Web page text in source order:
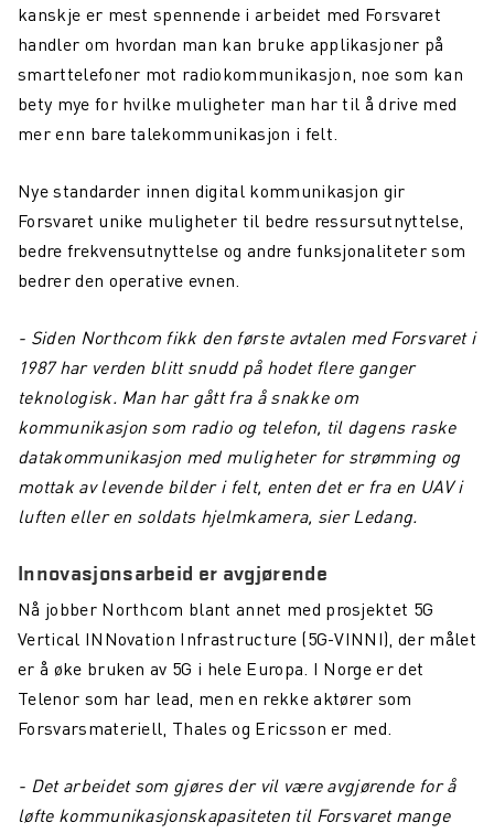
kanskje er mest spennende i arbeidet med Forsvaret
handler om hvordan man kan bruke applikasjoner på
smarttelefoner mot radiokommunikasjon, noe som kan
bety mye for hvilke muligheter man har til å drive med
mer enn bare talekommunikasjon i felt.
Nye standarder innen digital kommunikasjon gir
Forsvaret unike muligheter til bedre ressursutnyttelse,
bedre frekvensutnyttelse og andre funksjonaliteter som
bedrer den operative evnen.
- Siden Northcom fikk den første avtalen med Forsvaret i
1987 har verden blitt snudd på hodet flere ganger
teknologisk. Man har gått fra å snakke om
kommunikasjon som radio og telefon, til dagens raske
datakommunikasjon med muligheter for strømming og
mottak av levende bilder i felt, enten det er fra en UAV i
luften eller en soldats hjelmkamera, sier Ledang.
Innovasjonsarbeid er avgjørende
Nå jobber Northcom blant annet med prosjektet 5G
Vertical INNovation Infrastructure (5G-VINNI), der målet
er å øke bruken av 5G i hele Europa. I Norge er det
Telenor som har lead, men en rekke aktører som
Forsvarsmateriell, Thales og Ericsson er med.
- Det arbeidet som gjøres der vil være avgjørende for å
løfte kommunikasjonskapasiteten til Forsvaret mange